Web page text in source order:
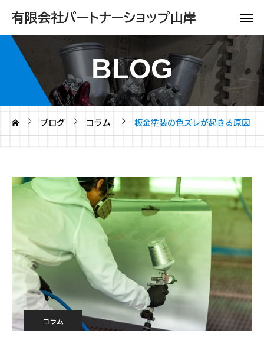
有限会社パートナーショップ山岸
BLOG
ブログ コラム 板金塗装の色ズレが起きる原因
コラム